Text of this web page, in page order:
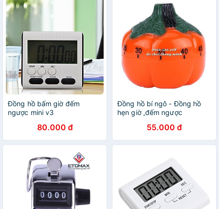
Đồng hồ bấm giờ đếm
ngược mini v3
80.000 đ
Đồng hồ bí ngô - Đồng hồ
hẹn giờ ,đếm ngược
55.000 đ